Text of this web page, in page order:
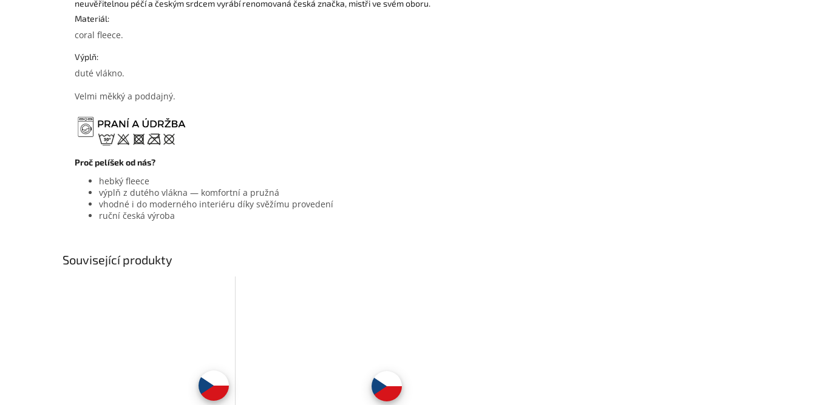
neuvěřitelnou péčí a českým srdcem vyrábí renomovaná česká značka, mistři ve svém oboru.
Materiál:
coral fleece.
Výplň:
duté vlákno.
Velmi měkký a poddajný.
Proč pelíšek od nás?
hebký fleece
výplň z dutého vlákna — komfortní a pružná
vhodné i do moderného interiéru díky svěžímu provedení
ruční česká výroba
Související produkty